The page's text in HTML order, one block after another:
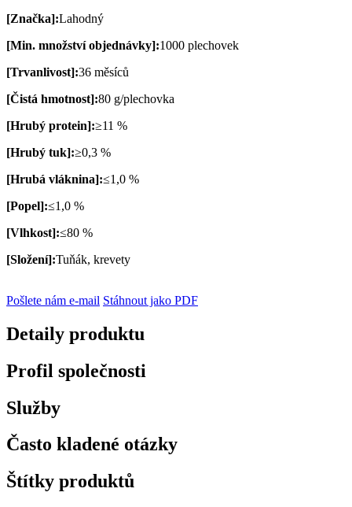
[Značka]:Lahodný
[Min. množství objednávky]:1000 plechovek
[Trvanlivost]:36 měsíců
[Čistá hmotnost]:80 g/plechovka
[Hrubý protein]:≥11 %
[Hrubý tuk]:≥0,3 %
[Hrubá vláknina]:≤1,0 %
[Popel]:≤1,0 %
[Vlhkost]:≤80 %
[Složení]:Tuňák, krevety
Pošlete nám e-mail Stáhnout jako PDF
Detaily produktu
Profil společnosti
Služby
Často kladené otázky
Štítky produktů